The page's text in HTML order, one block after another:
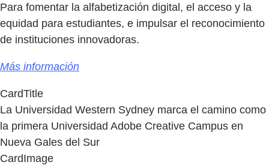
Para fomentar la alfabetización digital, el acceso y la
equidad para estudiantes, e impulsar el reconocimiento
de instituciones innovadoras.
Más información
CardTitle
La Universidad Western Sydney marca el camino como
la primera Universidad Adobe Creative Campus en
Nueva Gales del Sur
CardImage